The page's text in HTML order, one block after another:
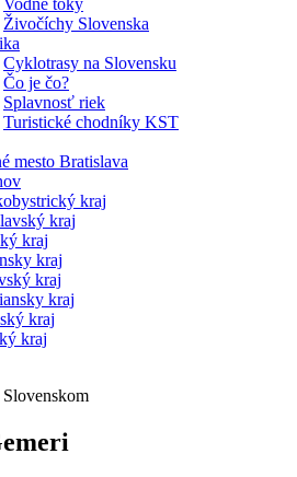
Živočíchy Slovenska
Cyklotrasy na Slovensku
Čo je čo?
Splavnosť riek
Turistické chodníky KST
mesto Bratislava
kraj
kraj
kraj
kraj
kraj
kraj
kraj
kraj